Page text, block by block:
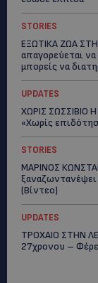
STORIES
ΕΞΩΤΙΚΑ ΖΩΑ
απαγορεύεται
μπορείς να
UPDATES
ΧΩΡΙΣ ΣΩΣΣΙΒΙΟ
«Χωρίς
STORIES
ΜΑΡΙΝΟΣ
ξαναζωντανέψει
(Βίντεο)
UPDATES
ΤΡΟΧΑΙΟ ΣΤΗΝ
27χρονου –